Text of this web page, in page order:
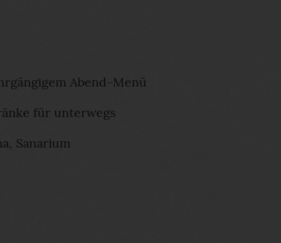
Abend-Menü
für unterwegs
Sanarium